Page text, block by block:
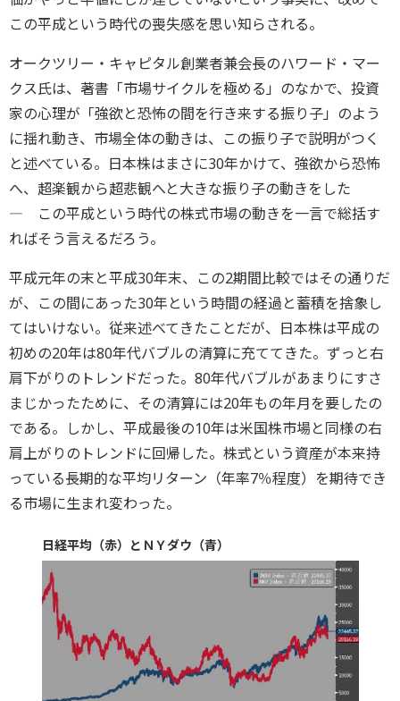
この平成という時代の喪失感を思い知らされる。
オークツリー・キャピタル創業者兼会長のハワード・マー
クス氏は、著書「市場サイクルを極める」のなかで、投資
家の心理が「強欲と恐怖の間を行き来する振り子」のよう
に揺れ動き、市場全体の動きは、この振り子で説明がつく
と述べている。日本株はまさに30年かけて、強欲から恐怖
へ、超楽観から超悲観へと大きな振り子の動きをした
― この平成という時代の株式市場の動きを一言で総括す
ればそう言えるだろう。
平成元年の末と平成30年末、この2期間比較ではその通りだ
が、この間にあった30年という時間の経過と蓄積を捨象し
てはいけない。従来述べてきたことだが、日本株は平成の
初めの20年は80年代バブルの清算に充ててきた。ずっと右
肩下がりのトレンドだった。80年代バブルがあまりにすさ
まじかったために、その清算には20年もの年月を要したの
である。しかし、平成最後の10年は米国株市場と同様の右
肩上がりのトレンドに回帰した。株式という資産が本来持
っている長期的な平均リターン（年率7％程度）を期待でき
る市場に生まれ変わった。
日経平均（赤）とＮＹダウ（青）